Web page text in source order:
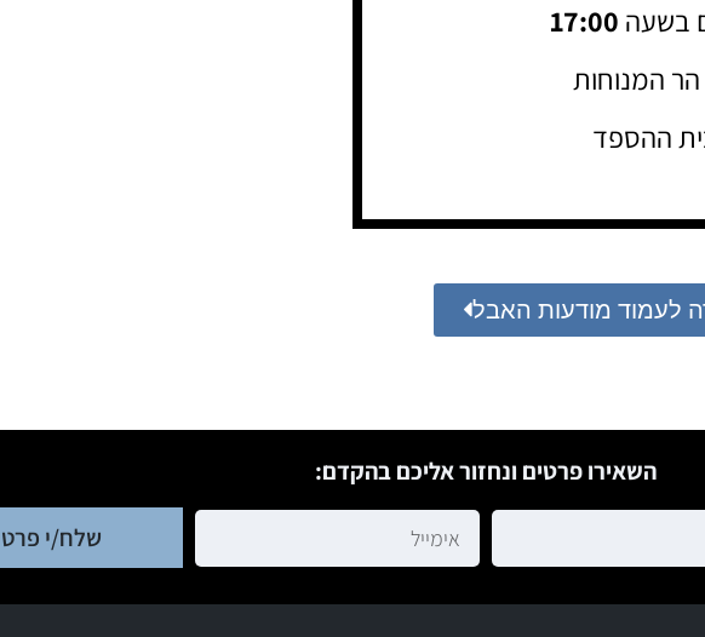
בשעה 17:00
הר המנוחות
ההספד
לעמוד מודעות האבל
השאירו פרטים ונחזור אליכם בהקדם:
שלח/י